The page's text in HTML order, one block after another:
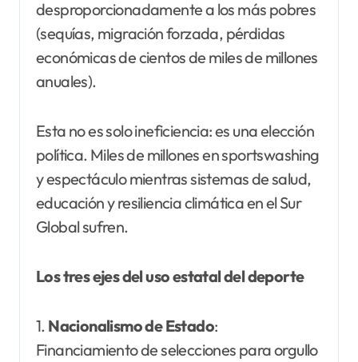
desproporcionadamente a los más pobres
(sequías, migración forzada, pérdidas
económicas de cientos de miles de millones
anuales).
Esta no es solo ineficiencia: es una elección
política. Miles de millones en sportswashing
y espectáculo mientras sistemas de salud,
educación y resiliencia climática en el Sur
Global sufren.
Los tres ejes del uso estatal del deporte
1. Nacionalismo de Estado:
Financiamiento de selecciones para orgullo